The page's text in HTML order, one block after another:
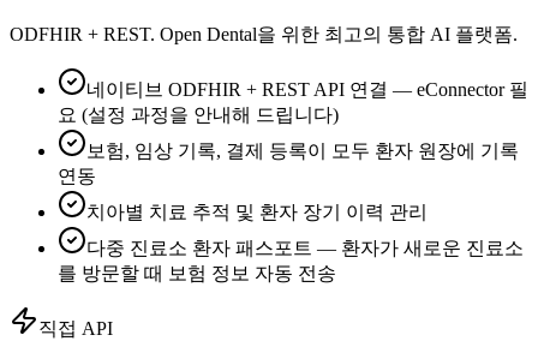
ODFHIR + REST. Open Dental을 위한 최고의 통합 AI 플랫폼.
네이티브 ODFHIR + REST API 연결 — eConnector 필
요 (설정 과정을 안내해 드립니다)
보험, 임상 기록, 결제 등록이 모두 환자 원장에 기록
연동
치아별 치료 추적 및 환자 장기 이력 관리
다중 진료소 환자 패스포트 — 환자가 새로운 진료소
를 방문할 때 보험 정보 자동 전송
직접 API